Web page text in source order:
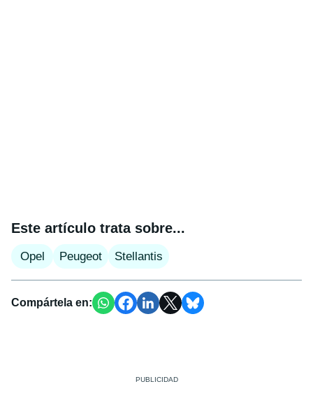
Este artículo trata sobre...
Opel Peugeot Stellantis
Compártela en: